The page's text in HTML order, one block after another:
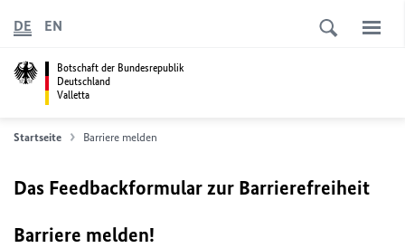
Botschaft der Bundesrepublik
Deutschland
Valletta
DE EN
Startseite Barriere melden
Das Feedbackformular zur Barrierefreiheit
Barriere melden!